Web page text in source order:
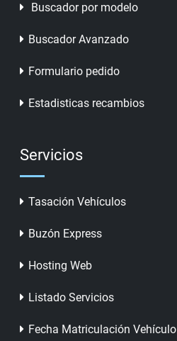
Buscador por modelo
Buscador Avanzado
Formulario pedido
Estadisticas recambios
Servicios
Tasación Vehículos
Buzón Express
Hosting Web
Listado Servicios
Fecha Matriculación Vehículo